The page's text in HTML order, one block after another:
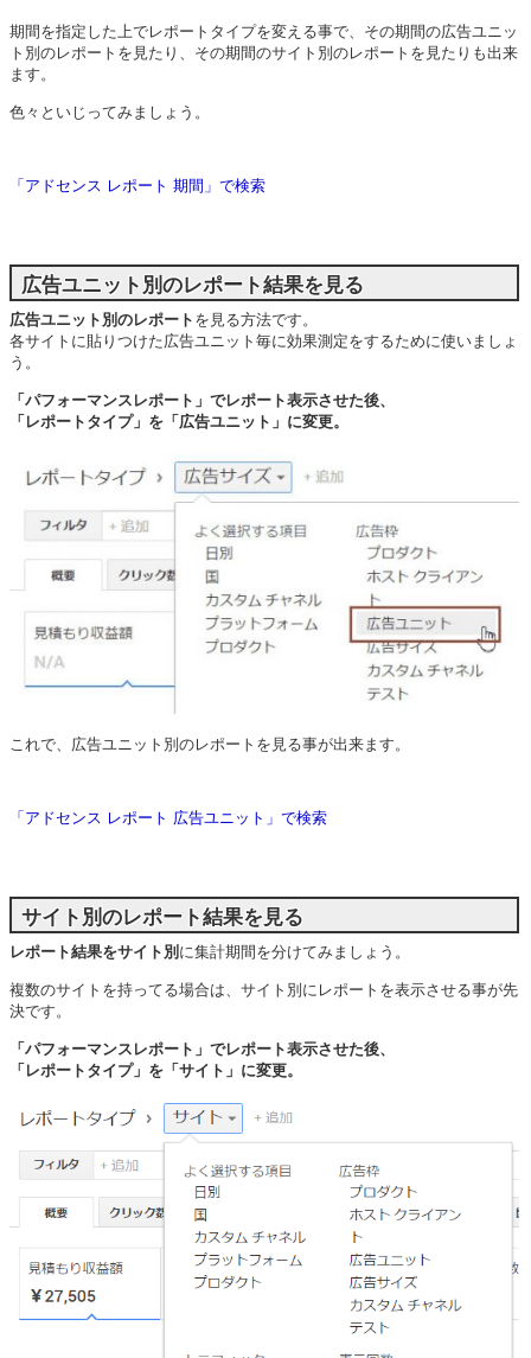
期間を指定した上でレポートタイプを変える事で、その期間の広告ユニッ
ト別のレポートを見たり、その期間のサイト別のレポートを見たりも出来
ます。
色々といじってみましょう。
「アドセンス レポート 期間」で検索
広告ユニット別のレポート結果を見る
広告ユニット別のレポート を見る方法です。
各サイトに貼りつけた広告ユニット毎に効果測定をするために使いましょ
う。
「パフォーマンスレポート」でレポート表示させた後、
「レポートタイプ」を「広告ユニット」に変更。
これで、広告ユニット別のレポートを見る事が出来ます。
「アドセンス レポート 広告ユニット」で検索
サイト別のレポート結果を見る
レポート結果をサイト別 に集計期間を分けてみましょう。
複数のサイトを持ってる場合は、サイト別にレポートを表示させる事が先
決です。
「パフォーマンスレポート」でレポート表示させた後、
「レポートタイプ」を「サイト」に変更。